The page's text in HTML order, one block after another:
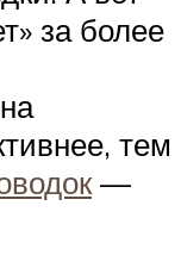
за более
тем
—